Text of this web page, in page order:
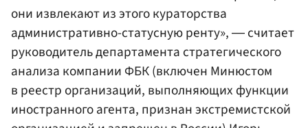
они извлекают из этого кураторства
административно-статусную ренту», ― считает
руководитель департамента стратегического
анализа компании ФБК (включен Минюстом
в реестр организаций, выполняющих функции
иностранного агента, признан экстремистской